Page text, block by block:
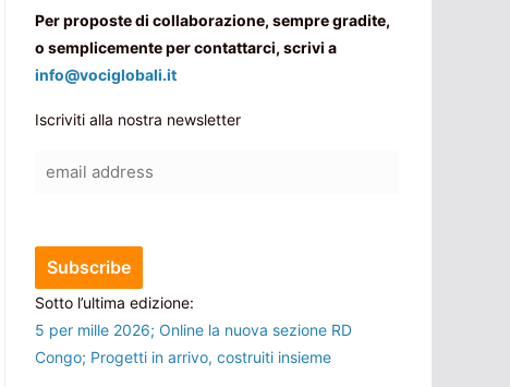
Per proposte di collaborazione, sempre gradite,
o semplicemente per contattarci, scrivi a
info@vociglobali.it
Iscriviti alla nostra newsletter
Sotto l’ultima edizione:
5 per mille 2026; Online la nuova sezione RD
Congo; Progetti in arrivo, costruiti insieme